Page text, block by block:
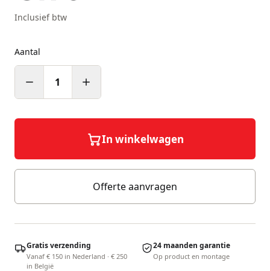
Inclusief btw
Aantal
1
In winkelwagen
Offerte aanvragen
Gratis verzending
Vanaf € 150 in Nederland · € 250
in België
24 maanden garantie
Op product en montage